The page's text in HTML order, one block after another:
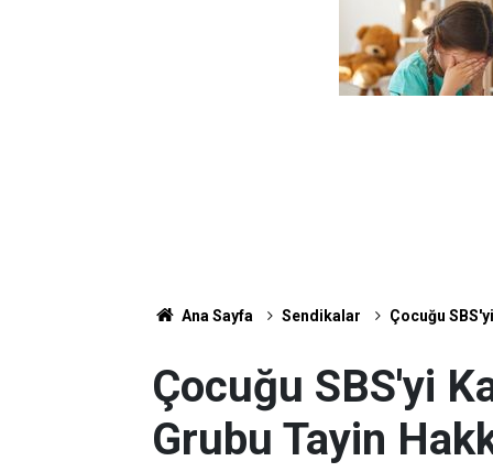
Ana Sayfa Sendikalar Çocuğu
Çocuğu SBS'yi
Grubu Tayin